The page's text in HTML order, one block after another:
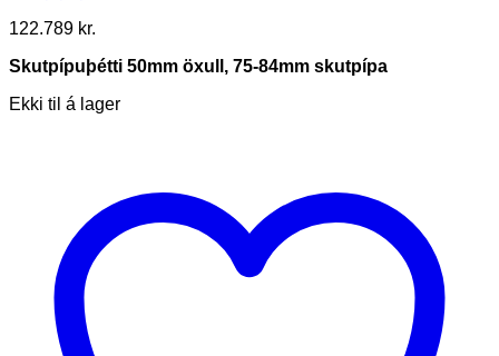
122.789 kr.
Skutpípuþétti 50mm öxull, 75-84mm skutpípa
Ekki til á lager